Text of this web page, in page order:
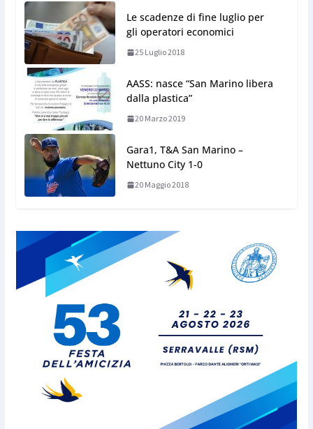
Le scadenze di fine luglio per
gli operatori economici
25 Luglio 2018
AASS: nasce “San Marino libera
dalla plastica”
20 Marzo 2019
Gara1, T&A San Marino –
Nettuno City 1-0
20 Maggio 2018